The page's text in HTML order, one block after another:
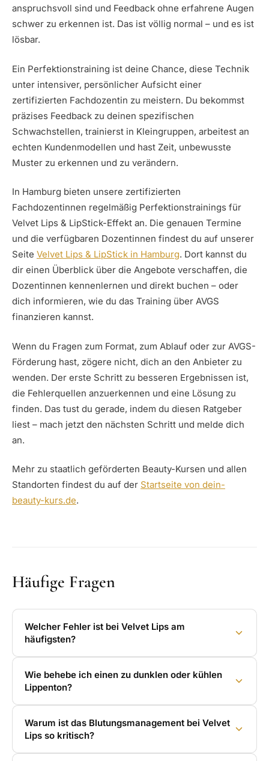
anspruchsvoll sind und Feedback ohne erfahrene Augen
schwer zu erkennen ist. Das ist völlig normal – und es ist
lösbar.
Ein Perfektionstraining ist deine Chance, diese Technik
unter intensiver, persönlicher Aufsicht einer
zertifizierten Fachdozentin zu meistern. Du bekommst
präzises Feedback zu deinen spezifischen
Schwachstellen, trainierst in Kleingruppen, arbeitest an
echten Kundenmodellen und hast Zeit, unbewusste
Muster zu erkennen und zu verändern.
In Hamburg bieten unsere zertifizierten
Fachdozentinnen regelmäßig Perfektionstrainings für
Velvet Lips & LipStick-Effekt an. Die genauen Termine
und die verfügbaren Dozentinnen findest du auf unserer
Seite Velvet Lips & LipStick in Hamburg. Dort kannst du
dir einen Überblick über die Angebote verschaffen, die
Dozentinnen kennenlernen und direkt buchen – oder
dich informieren, wie du das Training über AVGS
finanzieren kannst.
Wenn du Fragen zum Format, zum Ablauf oder zur AVGS-
Förderung hast, zögere nicht, dich an den Anbieter zu
wenden. Der erste Schritt zu besseren Ergebnissen ist,
die Fehlerquellen anzuerkennen und eine Lösung zu
finden. Das tust du gerade, indem du diesen Ratgeber
liest – mach jetzt den nächsten Schritt und melde dich
an.
Mehr zu staatlich geförderten Beauty-Kursen und allen
Standorten findest du auf der Startseite von dein-
beauty-kurs.de.
Häufige Fragen
Welcher Fehler ist bei Velvet Lips am
häufigsten?
Wie behebe ich einen zu dunklen oder kühlen
Lippenton?
Warum ist das Blutungsmanagement bei Velvet
Lips so kritisch?